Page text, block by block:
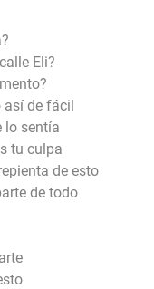
Eli?
así de fácil
lo sentía
tu culpa
de esto
de todo